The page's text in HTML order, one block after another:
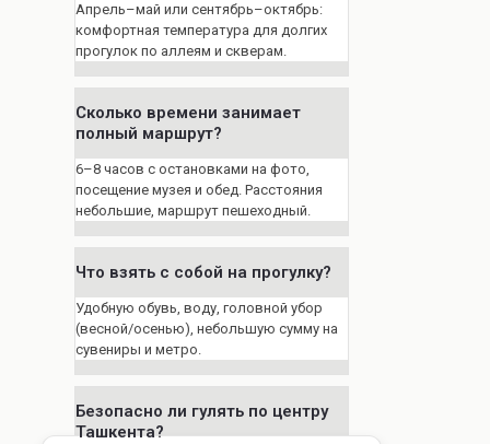
Апрель–май или сентябрь–октябрь:
комфортная температура для долгих
прогулок по аллеям и скверам.
Сколько времени занимает
полный маршрут?
6–8 часов с остановками на фото,
посещение музея и обед. Расстояния
небольшие, маршрут пешеходный.
Что взять с собой на прогулку?
Удобную обувь, воду, головной убор
(весной/осенью), небольшую сумму на
сувениры и метро.
Безопасно ли гулять по центру
Ташкента?